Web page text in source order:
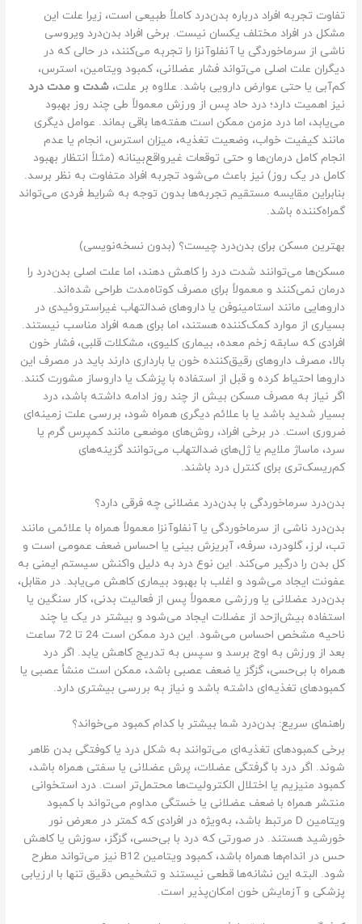
تفاوت تجربه افراد درباره بدن‌درد کاملاً طبیعی است، زیرا علت این
مشکل در افراد مختلف یکسان نیست. برخی افراد بدن‌درد ویروسی
ناشی از سرماخوردگی یا آنفلوآنزا را تجربه می‌کنند، در حالی که در
دیگران علت اصلی می‌تواند فشار عضلانی، کمبود ویتامین، استرس،
کم‌آبی یا حتی عوارض دارویی باشد. علاوه بر علت،شدت و مدت درد
نیز اهمیت دارد؛ درد حاد پس از ورزش معمولاً طی چند روز بهبود
می‌یابد، اما درد مزمن ممکن است هفته‌ها باقی بماند. عوامل دیگری
مانند کیفیت خواب، وضعیت تغذیه، میزان استرس، انجام یا عدم
انجام کامل درمان‌ها و حتی توقعات غیرواقع‌بینانه (مثلاً انتظار بهبود
کامل در یک روز) نیز باعث می‌شود تجربه افراد متفاوت به نظر برسد.
بنابراین مقایسه مستقیم تجربه‌ها بدون توجه به شرایط فردی می‌تواند
گمراه‌کننده باشد.
بهترین مسکن برای بدن‌درد چیست؟ (بدون نسخه‌نویسی)
مسکن‌ها می‌توانند شدت درد را کاهش دهند، اما علت اصلی بدن‌درد را
درمان نمی‌کنند و معمولاً برای مصرف کوتاه‌مدت طراحی شده‌اند.
داروهایی مانند استامینوفن یا داروهای ضدالتهاب غیراستروئیدی در
بسیاری از موارد کمک‌کننده هستند، اما برای همه افراد مناسب نیستند.
افرادی که سابقه زخم معده، بیماری کلیوی، مشکلات قلبی، فشار خون
بالا، مصرف داروهای رقیق‌کننده خون یا بارداری دارند باید در مصرف این
داروها احتیاط کرده و قبل از استفاده با پزشک یا داروساز مشورت کنند.
اگر نیاز به مصرف مسکن بیش از چند روز ادامه داشته باشد، درد
بسیار شدید باشد یا با علائم دیگری همراه شود، بررسی علت زمینه‌ای
ضروری است. در برخی افراد، روش‌های موضعی مانند کمپرس گرم یا
سرد، ماساژ ملایم یا ژل‌های ضدالتهاب می‌توانند گزینه‌های
کم‌ریسک‌تری برای کنترل درد باشند.
بدن‌درد سرماخوردگی با بدن‌درد عضلانی چه فرقی دارد؟
بدن‌درد ناشی از سرماخوردگی یا آنفلوآنزا معمولاً همراه با علائمی مانند
تب، لرز، گلودرد، سرفه، آبریزش بینی یا احساس ضعف عمومی است و
کل بدن را درگیر می‌کند. این نوع درد به دلیل واکنش سیستم ایمنی به
عفونت ایجاد می‌شود و اغلب با بهبود بیماری کاهش می‌یابد. در مقابل،
بدن‌درد عضلانی یا ورزشی معمولاً پس از فعالیت بدنی، کار سنگین یا
استفاده بیش‌ازحد از عضلات ایجاد می‌شود و بیشتر در یک یا چند
ناحیه مشخص احساس می‌شود. این درد ممکن است 24 تا 72 ساعت
بعد از ورزش به اوج برسد و سپس به تدریج کاهش یابد. اگر درد
همراه با بی‌حسی، گزگز یا ضعف عصبی باشد، ممکن است منشأ عصبی یا
کمبودهای تغذیه‌ای داشته باشد و نیاز به بررسی بیشتری دارد.
راهنمای سریع: بدن‌درد شما بیشتر با کدام کمبود می‌خواند؟
برخی کمبودهای تغذیه‌ای می‌توانند به شکل درد یا کوفتگی بدن ظاهر
شوند. اگر درد با گرفتگی عضلات، پرش عضلانی یا سفتی همراه باشد،
کمبود منیزیم یا اختلال الکترولیت‌ها محتمل‌تر است. درد استخوانی
منتشر همراه با ضعف عضلانی یا خستگی مداوم می‌تواند با کمبود
ویتامین D مرتبط باشد، به‌ویژه در افرادی که کمتر در معرض نور
خورشید هستند. در صورتی که درد با بی‌حسی، گزگز، سوزش یا کاهش
حس در اندام‌ها همراه باشد، کمبود ویتامین B12 نیز می‌تواند مطرح
شود. البته این نشانه‌ها قطعی نیستند و تشخیص دقیق تنها با ارزیابی
پزشکی و آزمایش خون امکان‌پذیر است.